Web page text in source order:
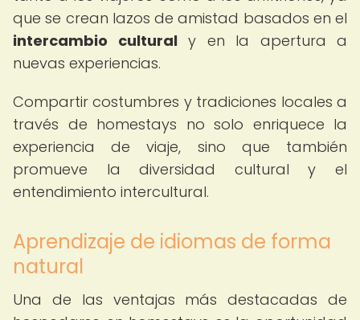
que se crean lazos de amistad basados en el
intercambio culturaly en la apertura a
nuevas experiencias.
Compartir costumbres y tradiciones locales a
través de homestays no solo enriquece la
experiencia de viaje, sino que también
promueve la diversidad cultural y el
entendimiento intercultural.
Aprendizaje de idiomas de forma
natural
Una de las ventajas más destacadas de